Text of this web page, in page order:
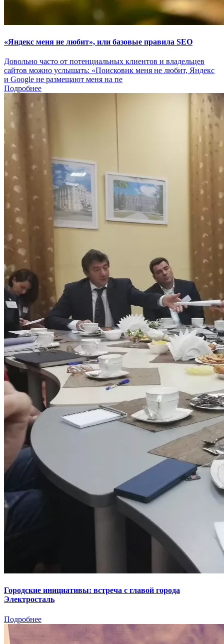
«Яндекс меня не любит», или базовые правила SEO
Довольно часто от потенциальных клиентов и владельцев
сайтов можно услышать: «Поисковик меня не любит, Яндекс
и Google не размещают меня на пе
Подробнее
Городские инициативы: встреча с главой города
Электросталь
Подробнее